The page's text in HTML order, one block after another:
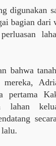
digunakan
bagian
bahwa
pertama
lahan
lalu.